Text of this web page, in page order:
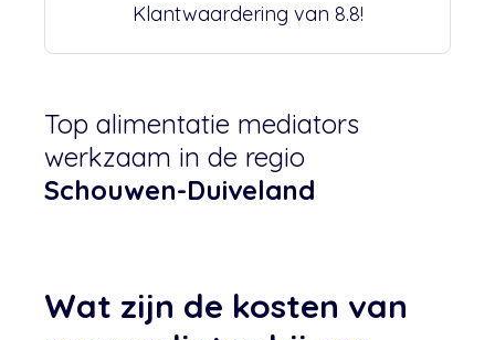
Klantwaardering van 8.8!
Top alimentatie mediators
werkzaam in de regio
Schouwen-Duiveland
Wat zijn de kosten van